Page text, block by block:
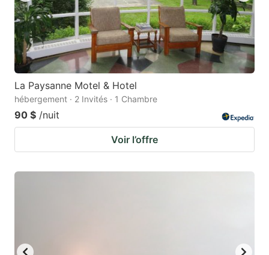
La Paysanne Motel & Hotel
hébergement · 2 Invités · 1 Chambre
90 $ /nuit
Voir l’offre